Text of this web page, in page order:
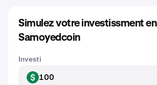
Simulez votre investissment en
Samoyedcoin
Investi
USD 100